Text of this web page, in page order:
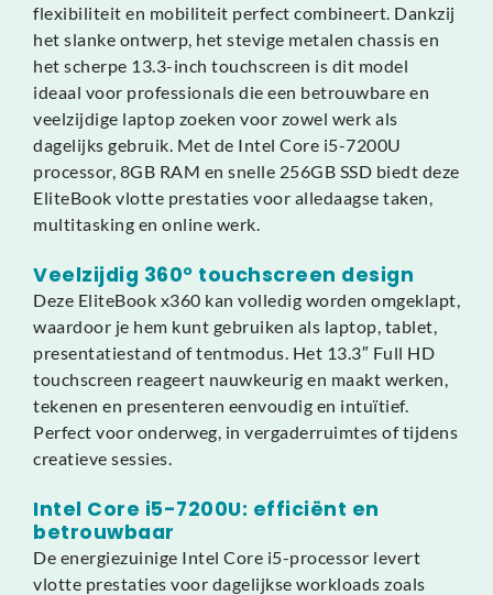
flexibiliteit en mobiliteit perfect combineert. Dankzij
het slanke ontwerp, het stevige metalen chassis en
het scherpe 13.3-inch touchscreen is dit model
ideaal voor professionals die een betrouwbare en
veelzijdige laptop zoeken voor zowel werk als
dagelijks gebruik. Met de Intel Core i5-7200U
processor, 8GB RAM en snelle 256GB SSD biedt deze
EliteBook vlotte prestaties voor alledaagse taken,
multitasking en online werk.
Veelzijdig 360° touchscreen design
Deze EliteBook x360 kan volledig worden omgeklapt,
waardoor je hem kunt gebruiken als laptop, tablet,
presentatiestand of tentmodus. Het 13.3″ Full HD
touchscreen reageert nauwkeurig en maakt werken,
tekenen en presenteren eenvoudig en intuïtief.
Perfect voor onderweg, in vergaderruimtes of tijdens
creatieve sessies.
Intel Core i5-7200U: efficiënt en
betrouwbaar
De energiezuinige Intel Core i5-processor levert
vlotte prestaties voor dagelijkse workloads zoals